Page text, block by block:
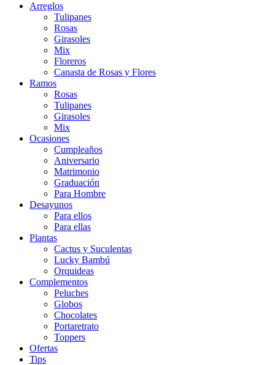
Arreglos
Tulipanes
Rosas
Girasoles
Mix
Floreros
Canasta de Rosas y Flores
Ramos
Rosas
Tulipanes
Girasoles
Mix
Ocasiones
Cumpleaños
Aniversario
Matrimonio
Graduación
Para Hombre
Desayunos
Para ellos
Para ellas
Plantas
Cactus y Suculentas
Lucky Bambú
Orquideas
Complementos
Peluches
Globos
Chocolates
Portaretrato
Toppers
Ofertas
Tips